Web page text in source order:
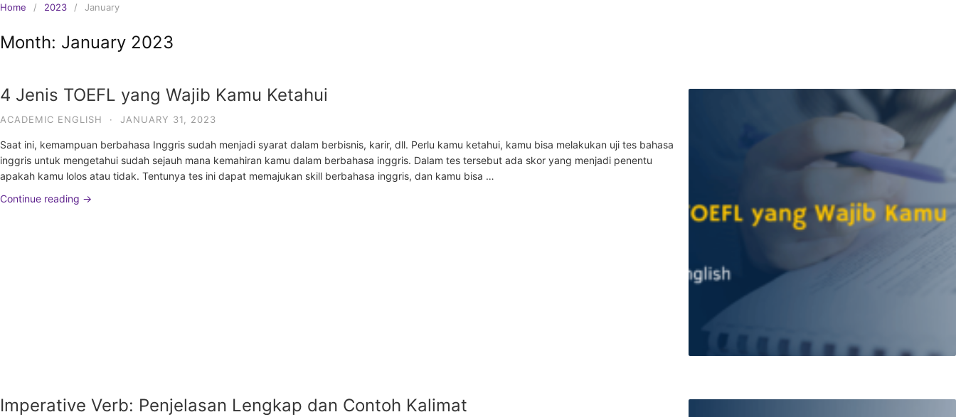
Home 2023 January
Month: January 2023
4 Jenis TOEFL yang Wajib Kamu Ketahui
ACADEMIC ENGLISH · JANUARY 31, 2023
Saat ini, kemampuan berbahasa Inggris sudah menjadi syarat dalam berbisnis, karir, dll. Perlu kamu ketahui, kamu bisa melakukan uji tes bahasa
inggris untuk mengetahui sudah sejauh mana kemahiran kamu dalam berbahasa inggris. Dalam tes tersebut ada skor yang menjadi penentu
apakah kamu lolos atau tidak. Tentunya tes ini dapat memajukan skill berbahasa inggris, dan kamu bisa …
Continue reading →
Imperative Verb: Penjelasan Lengkap dan Contoh Kalimat